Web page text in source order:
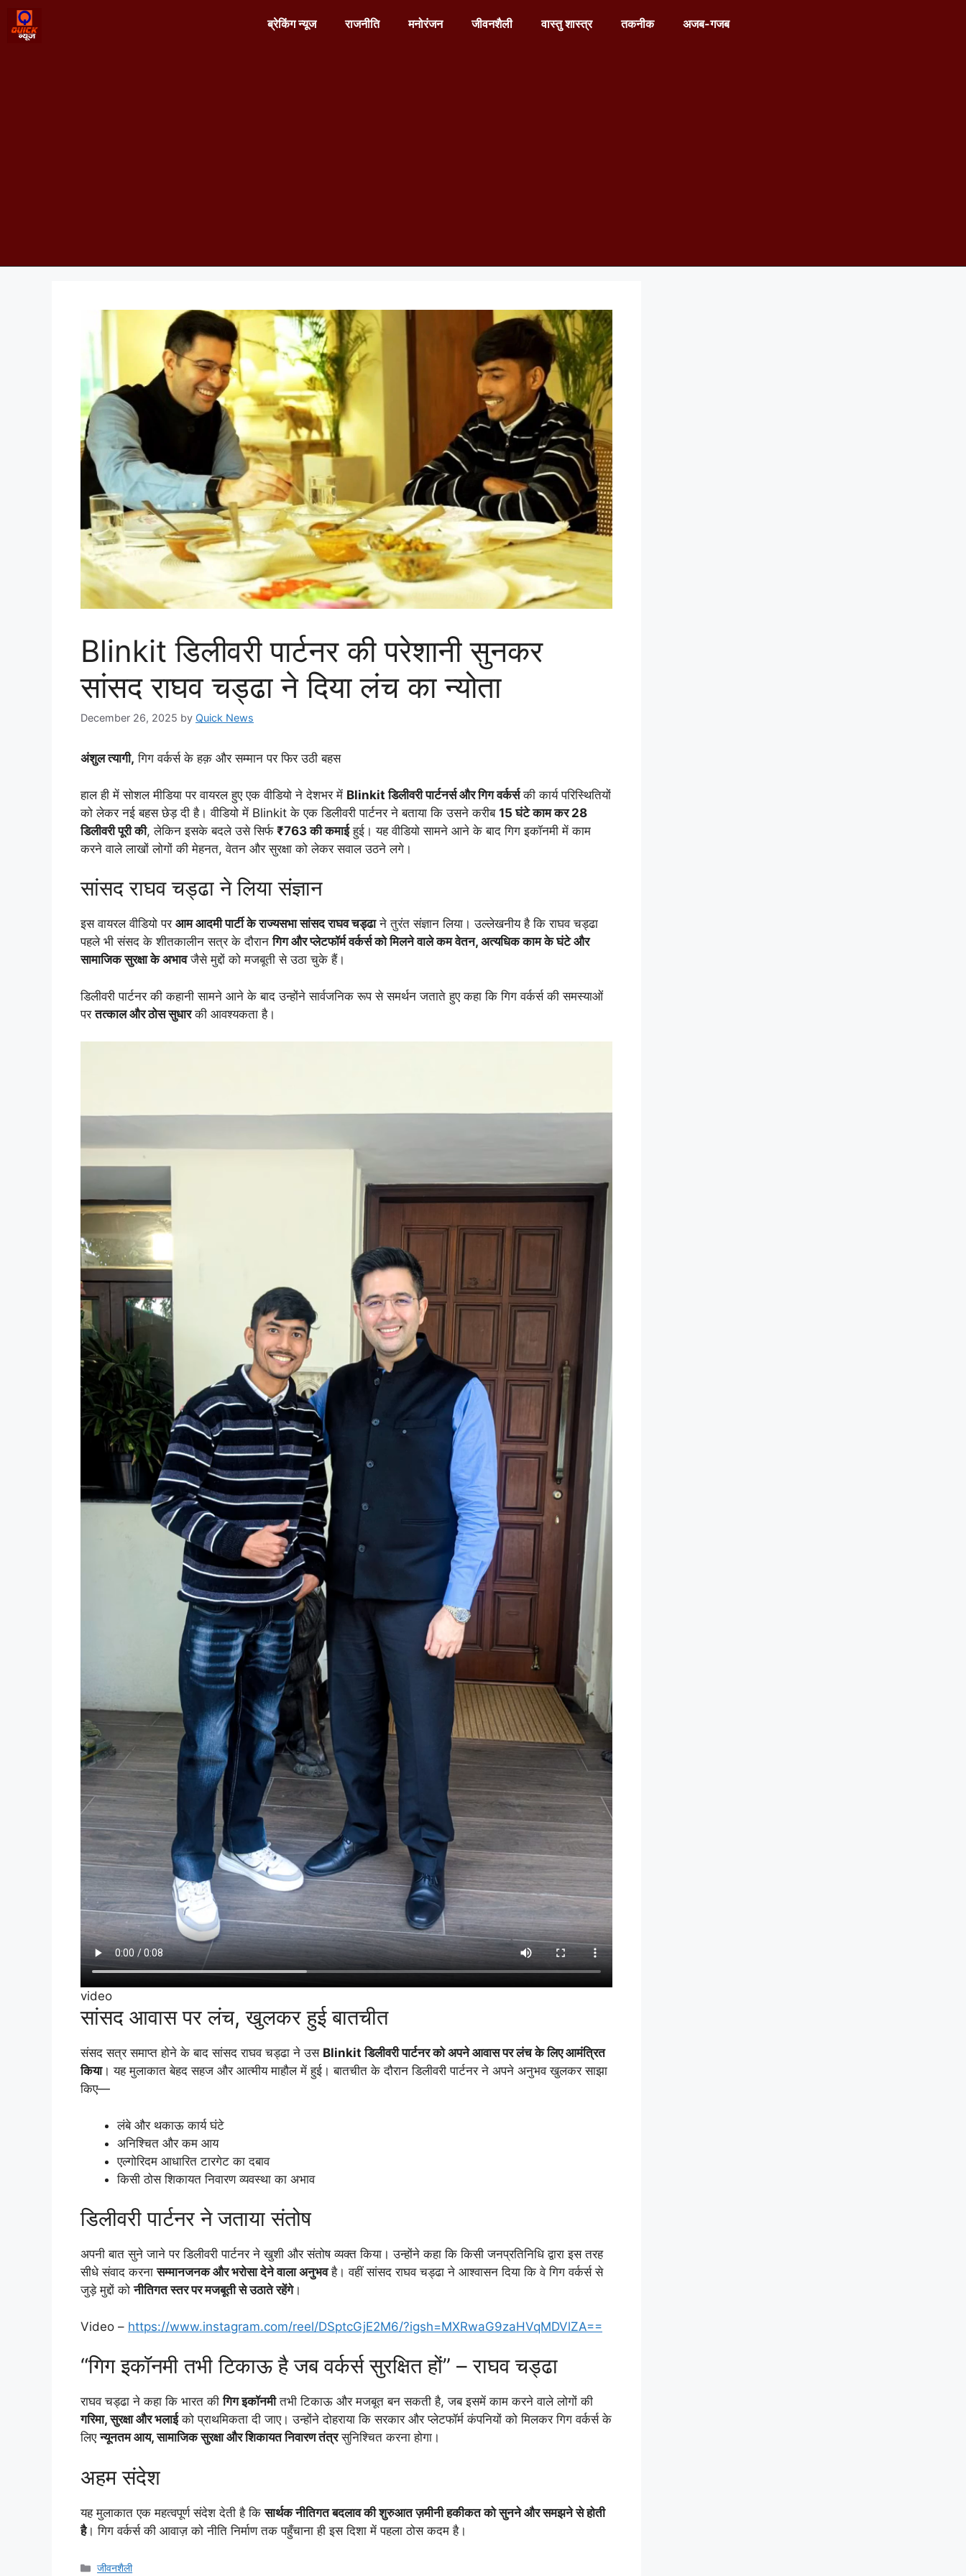
ब्रेकिंग न्यूज राजनीति मनोरंजन जीवनशैली वास्तु शास्त्र तकनीक अजब-गजब
Blinkit डिलीवरी पार्टनर की परेशानी सुनकर
सांसद राघव चड्ढा ने दिया लंच का न्योता
December 26, 2025 by Quick News
अंशुल त्यागी, गिग वर्कर्स के हक़ और सम्मान पर फिर उठी बहस
हाल ही में सोशल मीडिया पर वायरल हुए एक वीडियो ने देशभर में Blinkit डिलीवरी पार्टनर्स और गिग वर्कर्सकी कार्य परिस्थितियों
को लेकर नई बहस छेड़ दी है। वीडियो में Blinkit के एक डिलीवरी पार्टनर ने बताया कि उसने करीब 15 घंटे काम कर 28
डिलीवरी पूरी की, लेकिन इसके बदले उसे सिर्फ ₹763 की कमाईहुई। यह वीडियो सामने आने के बाद गिग इकॉनमी में काम
करने वाले लाखों लोगों की मेहनत, वेतन और सुरक्षा को लेकर सवाल उठने लगे।
सांसद राघव चड्ढा ने लिया संज्ञान
इस वायरल वीडियो पर आम आदमी पार्टी के राज्यसभा सांसद राघव चड्ढाने तुरंत संज्ञान लिया। उल्लेखनीय है कि राघव चड्ढा
पहले भी संसद के शीतकालीन सत्र के दौरानगिग और प्लेटफॉर्म वर्कर्स को मिलने वाले कम वेतन, अत्यधिक काम के घंटे और
सामाजिक सुरक्षा के अभावजैसे मुद्दों को मजबूती से उठा चुके हैं।
डिलीवरी पार्टनर की कहानी सामने आने के बाद उन्होंने सार्वजनिक रूप से समर्थन जताते हुए कहा कि गिग वर्कर्स की समस्याओं
परतत्काल और ठोस सुधारकी आवश्यकता है।
video
सांसद आवास पर लंच, खुलकर हुई बातचीत
संसद सत्र समाप्त होने के बाद सांसद राघव चड्ढा ने उस Blinkit डिलीवरी पार्टनर को अपने आवास पर लंच के लिए आमंत्रित
किया। यह मुलाकात बेहद सहज और आत्मीय माहौल में हुई। बातचीत के दौरान डिलीवरी पार्टनर ने अपने अनुभव खुलकर साझा
किए—
लंबे और थकाऊ कार्य घंटे
अनिश्चित और कम आय
एल्गोरिदम आधारित टारगेट का दबाव
किसी ठोस शिकायत निवारण व्यवस्था का अभाव
डिलीवरी पार्टनर ने जताया संतोष
अपनी बात सुने जाने पर डिलीवरी पार्टनर ने खुशी और संतोष व्यक्त किया। उन्होंने कहा कि किसी जनप्रतिनिधि द्वारा इस तरह
सीधे संवाद करनासम्मानजनक और भरोसा देने वाला अनुभवहै। वहीं सांसद राघव चड्ढा ने आश्वासन दिया कि वे गिग वर्कर्स से
जुड़े मुद्दों कोनीतिगत स्तर पर मजबूती से उठाते रहेंगे।
Video – https://www.instagram.com/reel/DSptcGjE2M6/?igsh=MXRwaG9zaHVqMDVlZA==
“गिग इकॉनमी तभी टिकाऊ है जब वर्कर्स सुरक्षित हों” – राघव चड्ढा
राघव चड्ढा ने कहा कि भारत कीगिग इकॉनमीतभी टिकाऊ और मजबूत बन सकती है, जब इसमें काम करने वाले लोगों की
गरिमा, सुरक्षा और भलाईको प्राथमिकता दी जाए। उन्होंने दोहराया कि सरकार और प्लेटफॉर्म कंपनियों को मिलकर गिग वर्कर्स के
लिएन्यूनतम आय, सामाजिक सुरक्षा और शिकायत निवारण तंत्रसुनिश्चित करना होगा।
अहम संदेश
यह मुलाकात एक महत्वपूर्ण संदेश देती है किसार्थक नीतिगत बदलाव की शुरुआत ज़मीनी हकीकत को सुनने और समझने से होती
है। गिग वर्कर्स की आवाज़ को नीति निर्माण तक पहुँचाना ही इस दिशा में पहला ठोस कदम है।
जीवनशैली